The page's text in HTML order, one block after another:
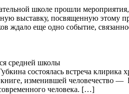
школе прошли
выставку, посвященную этому
ждало еще одно событие,
средней школы
состоялась встреча
изменившей человечество
человека. […]